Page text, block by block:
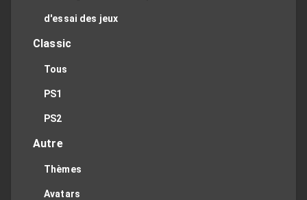
d'essai des jeux
Classic
Tous
PS1
PS2
Autre
Thèmes
Avatars